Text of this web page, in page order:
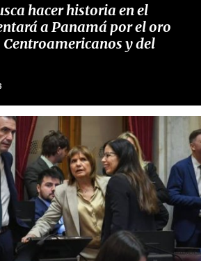
hacer historia en el
a Panamá por el oro
Centroamericanos y del